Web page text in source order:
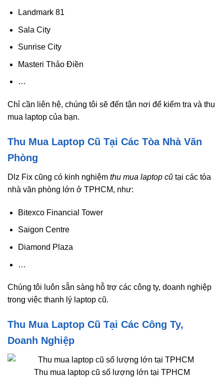
Landmark 81
Sala City
Sunrise City
Masteri Thảo Điền
…
Chỉ cần liên hệ, chúng tôi sẽ đến tận nơi để kiểm tra và thu
mua laptop của bạn.
Thu Mua Laptop Cũ Tại Các Tòa Nhà Văn
Phòng
Dlz Fix cũng có kinh nghiệm thu mua laptop cũ tại các tòa
nhà văn phòng lớn ở TPHCM, như:
Bitexco Financial Tower
Saigon Centre
Diamond Plaza
…
Chúng tôi luôn sẵn sàng hỗ trợ các công ty, doanh nghiệp
trong việc thanh lý laptop cũ.
Thu Mua Laptop Cũ Tại Các Công Ty,
Doanh Nghiệp
Thu mua laptop cũ số lượng lớn tại TPHCM